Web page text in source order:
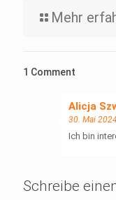
Mehr
1 Comment
Alicja
30. Mai
Ich bin
Schreibe